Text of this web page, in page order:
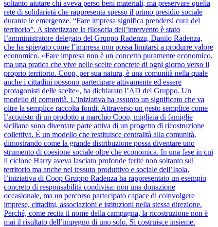
soltanto aiutare chi aveva perso beni materiali, ma preservare quella
rete di solidarietà che rappresenta spesso il primo presidio sociale
durante le emergenze. “Fare impresa significa prendersi cura del
territorio”. A sintetizzare la filosofia dell’intervento è stato
l’amministratore delegato del Gruppo Radenza, Danilo Radenza,
che ha spiegato come l’impresa non possa limitarsi a produrre valore
economico. «Fare impresa non è un concetto puramente economico,
ma una pratica che vive nelle scelte concrete di ogni giorno verso il
proprio territorio. Coop, per sua natura, è una comunità nella quale
anche i cittadini possono partecipare attivamente ed essere
protagonisti delle scelte», ha dichiarato l’AD del Gruppo. Un
modello di comunità. L’iniziativa ha assunto un significato che va
oltre la semplice raccolta fondi. Attraverso un gesto semplice come
l’acquisto di un prodotto a marchio Coop, migliaia di famiglie
siciliane sono diventate parte attiva di un progetto di ricostruzione
collettiva. È un modello che restituisce centralità alla comunità,
dimostrando come la grande distribuzione possa diventare uno
strumento di coesione sociale oltre che economica. In una fase in cui
il ciclone Harry aveva lasciato profonde ferite non soltanto sul
territorio ma anche nel tessuto produttivo e sociale dell’Isola,
l’iniziativa di Coop Gruppo Radenza ha rappresentato un esempio
concreto di responsabilità condivisa: non una donazione
occasionale, ma un percorso partecipato capace di coinvolgere
imprese, cittadini, associazioni e istituzioni nella stessa direzione.
Perché, come recita il nome della campagna, la ricostruzione non è
mai il risultato dell’impegno di uno solo. Si costruisce insieme.